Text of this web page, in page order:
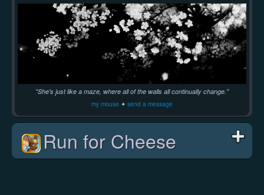
"She's just like a maze, where all of the walls all continually change."
my mouse ✦ send a message
Run for Cheese